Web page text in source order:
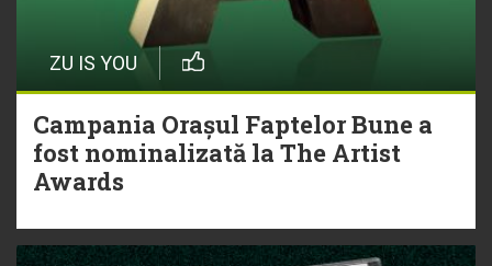
ZU IS YOU
Campania Orașul Faptelor Bune a
fost nominalizată la The Artist
Awards